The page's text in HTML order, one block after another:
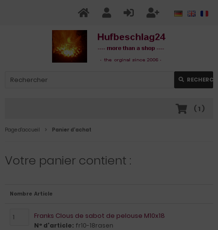
( 1 )
Page d'accueil Panier d'achat
Votre panier contient :
Nombre Article
Franks Clous de sabot de pelouse M10x18
N° d'article: fr10-18rasen